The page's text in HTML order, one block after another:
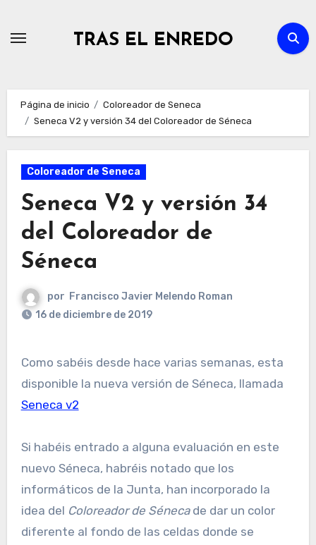
TRAS EL ENREDO
Página de inicio
Coloreador de Seneca
Seneca V2 y versión 34 del Coloreador de Séneca
Coloreador de Seneca
Seneca V2 y versión 34
del Coloreador de
Séneca
por Francisco Javier Melendo Roman
16 de diciembre de 2019
Como sabéis desde hace varias semanas, esta
disponible la nueva versión de Séneca, llamada
Seneca v2
Si habéis entrado a alguna evaluación en este
nuevo Séneca, habréis notado que los
informáticos de la Junta, han incorporado la
idea del Coloreador de Sénecade dar un color
diferente al fondo de las celdas donde se